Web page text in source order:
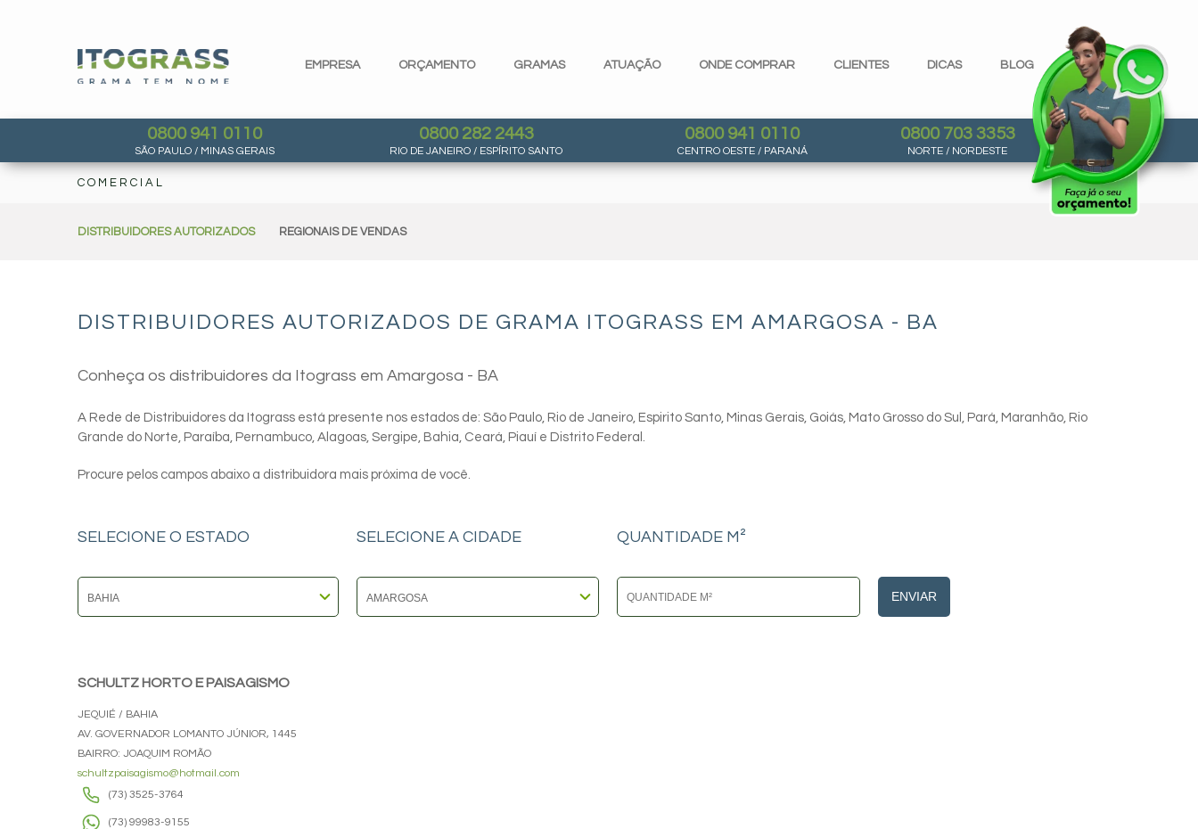
EMPRESA ORÇAMENTO GRAMAS ATUAÇÃO ONDE COMPRAR CLIENTES DICAS BLOG
0800 941 0110
SÃO PAULO / MINAS GERAIS
0800 282 2443
RIO DE JANEIRO / ESPÍRITO SANTO
0800 941 0110
CENTRO OESTE / PARANÁ
0800 703 3353
NORTE / NORDESTE
COMERCIAL
DISTRIBUIDORES AUTORIZADOS REGIONAIS DE VENDAS
DISTRIBUIDORES AUTORIZADOS DE GRAMA ITOGRASS EM AMARGOSA - BA
Conheça os distribuidores da Itograss em Amargosa - BA
A Rede de Distribuidores da Itograss está presente nos estados de: São Paulo, Rio de Janeiro, Espirito Santo, Minas Gerais, Goiás, Mato Grosso do Sul, Pará, Maranhão, Rio
Grande do Norte, Paraíba, Pernambuco, Alagoas, Sergipe, Bahia, Ceará, Piauí e Distrito Federal.
Procure pelos campos abaixo a distribuidora mais próxima de você.
SELECIONE O ESTADO SELECIONE A CIDADE QUANTIDADE M²
ENVIAR
SCHULTZ HORTO E PAISAGISMO
JEQUIÉ / BAHIA
AV. GOVERNADOR LOMANTO JÚNIOR, 1445
BAIRRO: JOAQUIM ROMÃO
schultzpaisagismo@hotmail.com
(73) 3525-3764
(73) 99983-9155